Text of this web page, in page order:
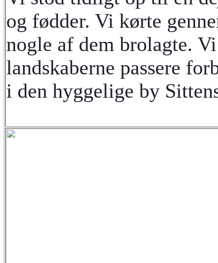
og fødder. Vi kørte
nogle af dem brolagte.
landskaberne passere
i den hyggelige by